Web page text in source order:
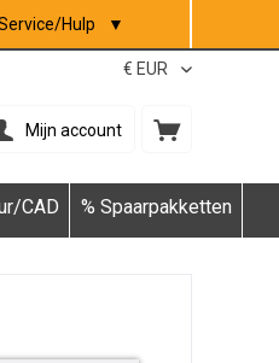
Hulp ▼
Mijn account
CAD % Spaarpakketten